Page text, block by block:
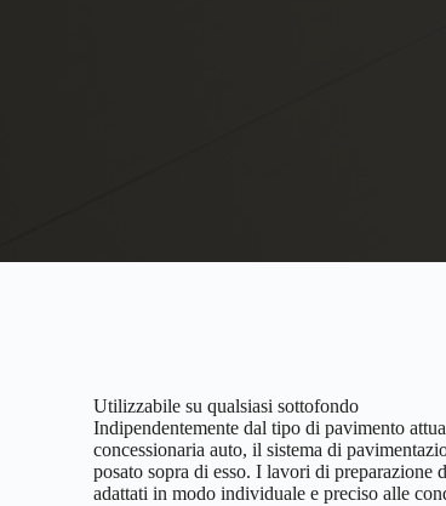
Utilizzabile su qualsiasi sottofondo
Indipendentemente dal tipo di pavimento
concessionaria auto, il sistema di
posato sopra di esso. I lavori di preparazione
adattati in modo individuale e preciso alle